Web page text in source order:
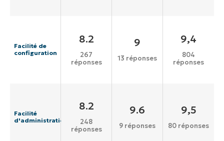
Facilité de
configuration
8.2
267
réponses
9
13 réponses
9,4
804
réponses
Facilité
d'administration
8.2
248
réponses
9.6
9 réponses
9,5
80 réponses